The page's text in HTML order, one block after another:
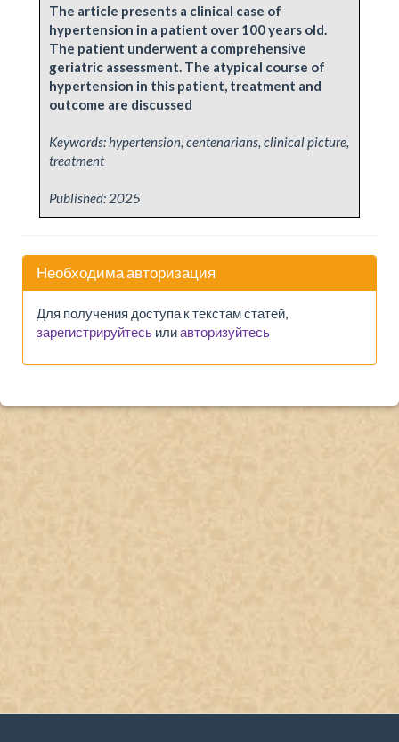
The article presents a clinical case of
hypertension in a patient over 100 years old.
The patient underwent a comprehensive
geriatric assessment. The atypical course of
hypertension in this patient, treatment and
outcome are discussed
Keywords: hypertension, centenarians, clinical picture,
treatment
Published: 2025
Необходима авторизация
Для получения доступа к текстам статей,
зарегистрируйтесь илиавторизуйтесь